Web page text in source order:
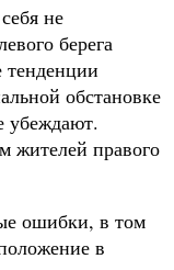
не
берега
тенденции
обстановке
убеждают.
жителей правого
ошибки, в том
в